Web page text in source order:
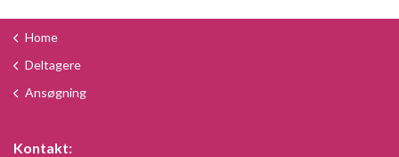
Home
Deltagere
Ansøgning
Kontakt: